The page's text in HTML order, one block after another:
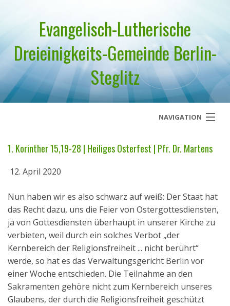
Evangelisch-Lutherische
Dreieinigkeits-Gemeinde Berlin-
Steglitz
NAVIGATION
Über uns
Geistliches Wort
Termine
Aktuelles
Kontakt
English
1. Korinther 15,19-28 | Heiliges Osterfest | Pfr. Dr. Martens
12. April 2020
Nun haben wir es also schwarz auf weiß: Der Staat hat
das Recht dazu, uns die Feier von Ostergottesdiensten,
ja von Gottesdiensten überhaupt in unserer Kirche zu
verbieten, weil durch ein solches Verbot „der
Kernbereich der Religionsfreiheit ... nicht berührt“
werde, so hat es das Verwaltungsgericht Berlin vor
einer Woche entschieden. Die Teilnahme an den
Sakramenten gehöre nicht zum Kernbereich unseres
Glaubens, der durch die Religionsfreiheit geschützt